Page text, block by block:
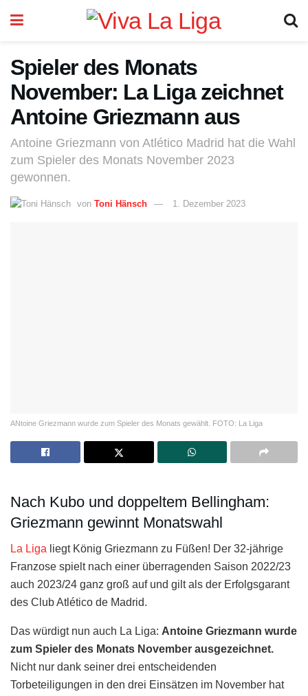
Spieler des Monats
November: La Liga zeichnet
Antoine Griezmann aus
Antoine Griezmann von Atlético Madrid hat die Wahl
zum Spieler des Monats November 2023
gewonnen.
von Toni Hänsch 1. Dezember 2023
ANtoine Griezmann wurde zum Spieler des Monats gewählt. FOTO: La Liga
Nach Kubo und doppeltem Bellingham:
Griezmann gewinnt Monatswahl
La Liga liegt König Griezmann zu Füßen! Der 32-jährige
Franzose spielt nach einer überragenden Saison 2022/23
auch 2023/24 ganz groß auf und gilt als der Erfolgsgarant
des Club Atlético de Madrid.
Das würdigt nun auch La Liga: Antoine Griezmann wurde
zum Spieler des Monats November ausgezeichnet.
Nicht nur dank seiner drei entscheidenden
Torbeteiligungen in den drei Einsätzen im November hat